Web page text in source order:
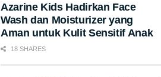
Azarine Kids Hadirkan Face
Wash dan Moisturizer yang
Aman untuk Kulit Sensitif Anak
18 SHARES